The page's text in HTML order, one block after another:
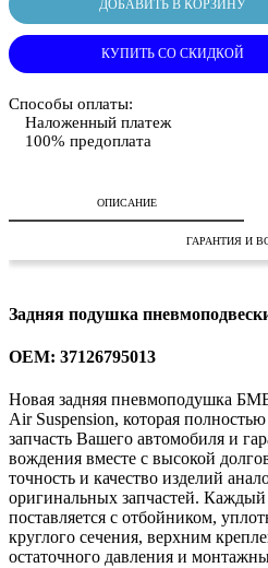
ДОБАВИТЬ В КОРЗИНУ
КУПИТЬ СО СКИДКОЙ
Способы оплаты:
Наложенный платеж
100% предоплата
ОПИСАНИЕ
ГАРАНТИЯ И
Задняя подушка
OEM: 37126795013
Новая задняя пневмоподушка
Air Suspension, которая
запчасть Вашего автомобиля и
вождения вместе с высокой
точность и качество изделий
оригинальных запчастей. Каждый
поставляется с отбойником,
круглого сечения, верхним
остаточного давления и